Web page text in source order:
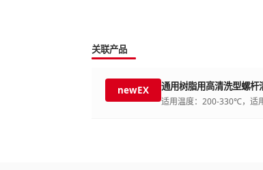
关联产品
newEX 通用树脂用高清洗型螺杆
适用温度：200-330℃，适